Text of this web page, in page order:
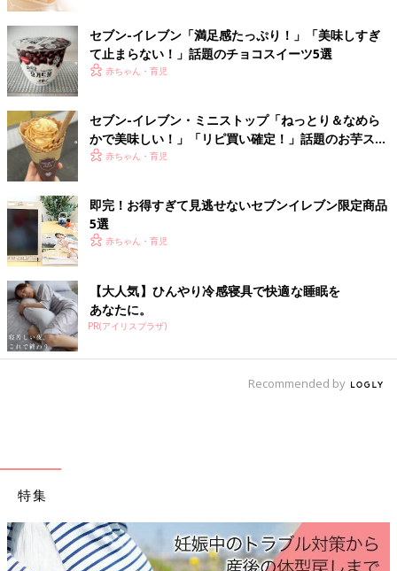
出典：Instagramアカウント「頑張る女子大生」
セブンイレブンのおでんを購入して、手作りの副菜とダイエット
メニューを作った頑張る女子大生さん。煮物が好きなんだそうで
すが、一人暮らしだと少量の煮物を作るのは難しいため、セブン
イレブンのおでんを購入したんだとか。色々な具材を楽しめてお
得な価格のセブンイレブンのおでんは高コスパなおかずなので、
自炊派にもピッタリそうですよね。
セブン-イレブン「満足感たっぷり！」「美味しすぎ
て止まらない！」話題のチョコスイーツ5選
赤ちゃん・育児
セブン-イレブン・ミニストップ「ねっとり＆なめら
かで美味しい！」「リピ買い確定！」話題のお芋スイ
ーツ4選
赤ちゃん・育児
即完！お得すぎて見逃せないセブンイレブン限定商品
5選
赤ちゃん・育児
【大人気】ひんやり冷感寝具で快適な睡眠を
あなたに。
PR(アイリスプラザ)
Recommended by
特集